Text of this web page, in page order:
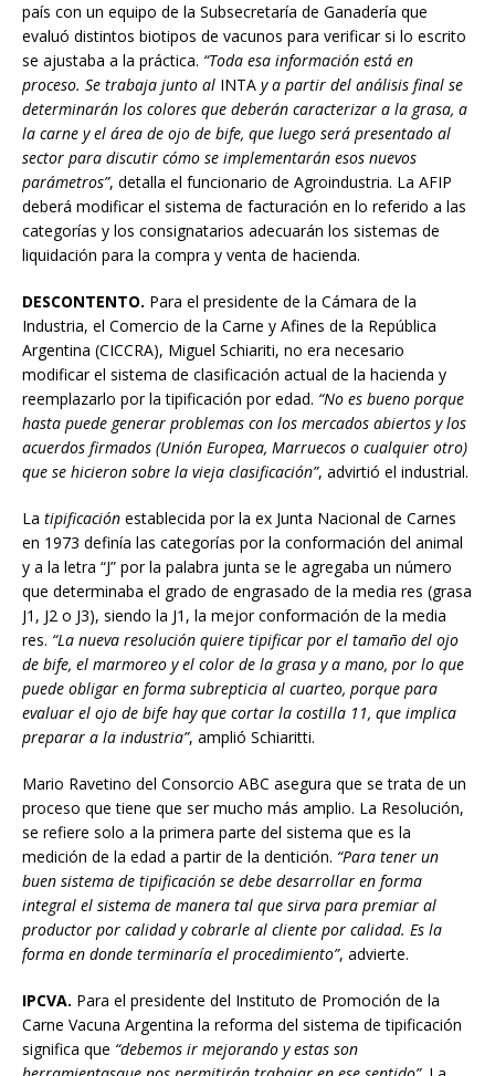
país con un equipo de la Subsecretaría de Ganadería que
evaluó distintos biotipos de vacunos para verificar si lo escrito
se ajustaba a la práctica. “Toda esa información está en
proceso. Se trabaja junto al INTA y a partir del análisis final se
determinarán los colores que deberán caracterizar a la grasa, a
la carne y el área de ojo de bife, que luego será presentado al
sector para discutir cómo se implementarán esos nuevos
parámetros”, detalla el funcionario de Agroindustria. La AFIP
deberá modificar el sistema de facturación en lo referido a las
categorías y los consignatarios adecuarán los sistemas de
liquidación para la compra y venta de hacienda.
DESCONTENTO. Para el presidente de la Cámara de la
Industria, el Comercio de la Carne y Afines de la República
Argentina (CICCRA), Miguel Schiariti, no era necesario
modificar el sistema de clasificación actual de la hacienda y
reemplazarlo por la tipificación por edad. “No es bueno porque
hasta puede generar problemas con los mercados abiertos y los
acuerdos firmados (Unión Europea, Marruecos o cualquier otro)
que se hicieron sobre la vieja clasificación”, advirtió el industrial.
La tipificación establecida por la ex Junta Nacional de Carnes
en 1973 definía las categorías por la conformación del animal
y a la letra “J” por la palabra junta se le agregaba un número
que determinaba el grado de engrasado de la media res (grasa
J1, J2 o J3), siendo la J1, la mejor conformación de la media
res. “La nueva resolución quiere tipificar por el tamaño del ojo
de bife, el marmoreo y el color de la grasa y a mano, por lo que
puede obligar en forma subrepticia al cuarteo, porque para
evaluar el ojo de bife hay que cortar la costilla 11, que implica
preparar a la industria”, amplió Schiaritti.
Mario Ravetino del Consorcio ABC asegura que se trata de un
proceso que tiene que ser mucho más amplio. La Resolución,
se refiere solo a la primera parte del sistema que es la
medición de la edad a partir de la dentición. “Para tener un
buen sistema de tipificación se debe desarrollar en forma
integral el sistema de manera tal que sirva para premiar al
productor por calidad y cobrarle al cliente por calidad. Es la
forma en donde terminaría el procedimiento”, advierte.
IPCVA. Para el presidente del Instituto de Promoción de la
Carne Vacuna Argentina la reforma del sistema de tipificación
significa que “debemos ir mejorando y estas son